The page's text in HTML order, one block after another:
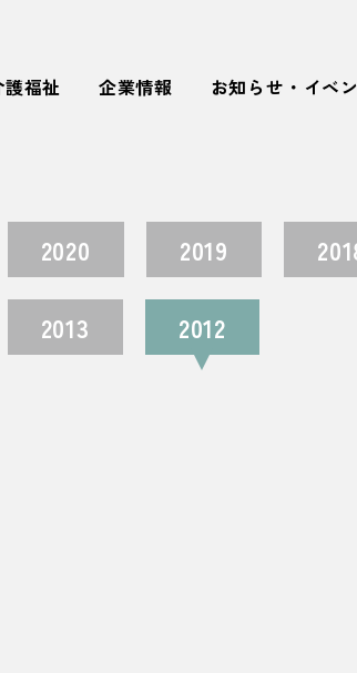
護福祉 企業情報 お知らせ・イベ
2020 2019
2013 2012